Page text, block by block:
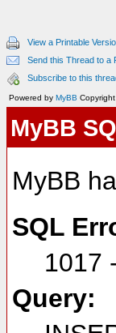
View a Printable
Send this Thread to a
Subscribe to this
Powered by MyBB
MyBB
MyBB
SQL
1017
Query: